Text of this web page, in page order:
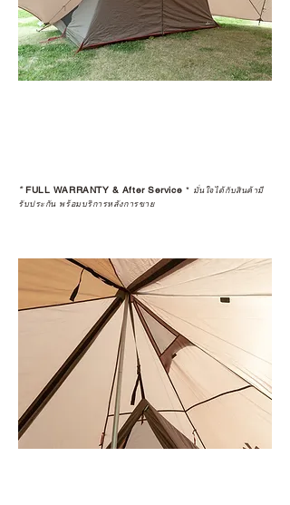
*FULL WARRANTY & After Service * มั่นใจได้กับสินค้ามี
รับประกัน พร้อมบริการหลังการขาย